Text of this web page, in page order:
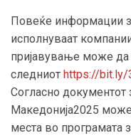
Повеќе информации
исполнуваат
пријавување може да
следниот https://bit.ly/
Согласно документот
Македонија2025
места во програмата